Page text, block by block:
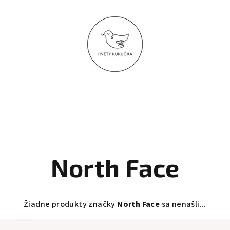
North Face
Žiadne produkty značky North Facesa nenašli...